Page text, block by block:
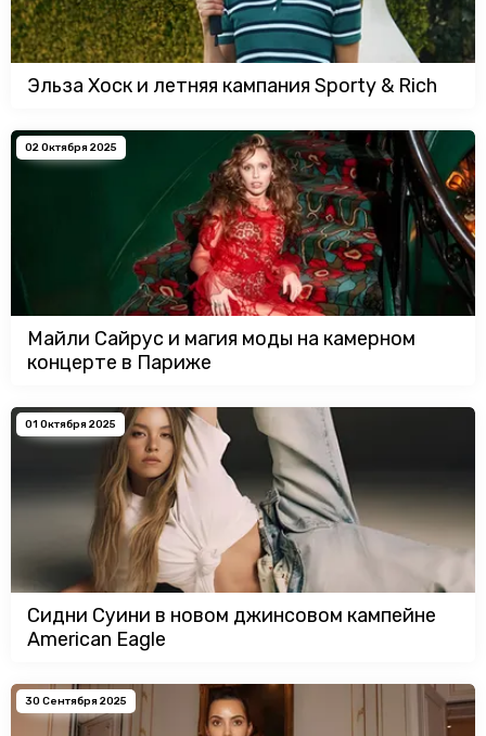
Эльза Хоск и летняя кампания Sporty & Rich
02 Октября 2025
Майли Сайрус и магия моды на камерном
концерте в Париже
01 Октября 2025
Сидни Суини в новом джинсовом кампейне
American Eagle
30 Сентября 2025